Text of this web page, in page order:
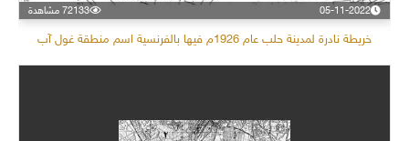
05-11-2022 72133 مشاهدة
خريطة نادرة لمدينة حلب عام 1926م فيها بالفرنسية اسم منطقة غول آب